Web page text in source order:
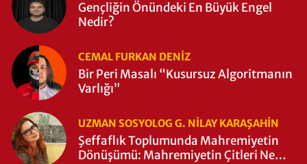
Gençliğin Önündeki En Büyük Engel
Nedir?
CEMAL FURKAN DENİZ
Bir Peri Masalı “Kusursuz Algoritmanın
Varlığı”
UZMAN SOSYOLOG G. NILAY KARAŞAHİN
Şeffaflık Toplumunda Mahremiyetin
Dönüşümü: Mahremiyetin Çitleri Ne